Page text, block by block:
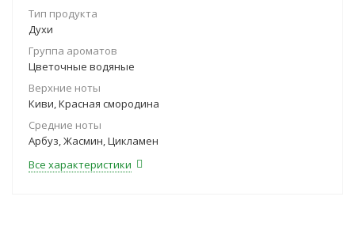
Тип продукта
Духи
Группа ароматов
Цветочные водяные
Верхние ноты
Киви, Красная смородина
Средние ноты
Арбуз, Жасмин, Цикламен
Все характеристики